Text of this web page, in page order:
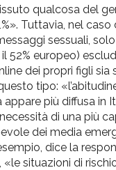
qualcosa del
Tuttavia, nel caso
sessuali,
52% europeo)
dei propri figli
tipo:
appare più diffusa in
di una più
dei media
dice la
situazioni di